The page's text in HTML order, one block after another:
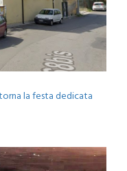
la festa dedicata